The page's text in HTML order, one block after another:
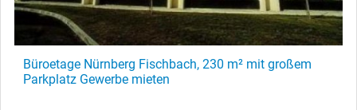
Büroetage Nürnberg Fischbach, 230 m² mit großem
Parkplatz Gewerbe mieten